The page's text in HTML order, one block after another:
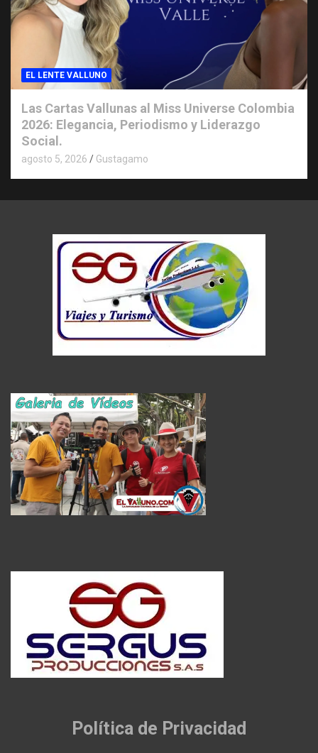
EL LENTE VALLUNO
Las Cartas Vallunas al Miss Universe Colombia
2026: Elegancia, Periodismo y Liderazgo
Social.
agosto 5, 2026 Gustagamo
Política de Privacidad